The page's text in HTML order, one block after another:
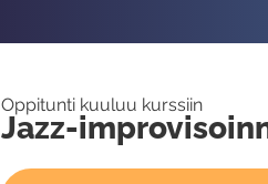
Oppitunti kuuluu kurssiin
Jazz-